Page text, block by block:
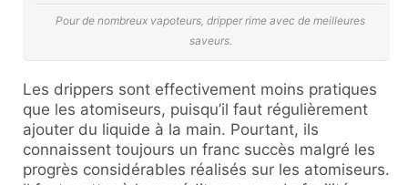
Pour de nombreux vapoteurs, dripper rime avec de meilleures
saveurs.
Les drippers sont effectivement moins pratiques
que les atomiseurs, puisqu’il faut régulièrement
ajouter du liquide à la main. Pourtant, ils
connaissent toujours un franc succès malgré les
progrès considérables réalisés sur les atomiseurs.